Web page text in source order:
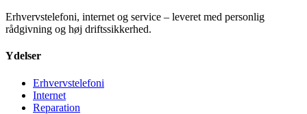
Erhvervstelefoni, internet og service – leveret med personlig
rådgivning og høj driftssikkerhed.
Ydelser
Erhvervstelefoni
Internet
Reparation